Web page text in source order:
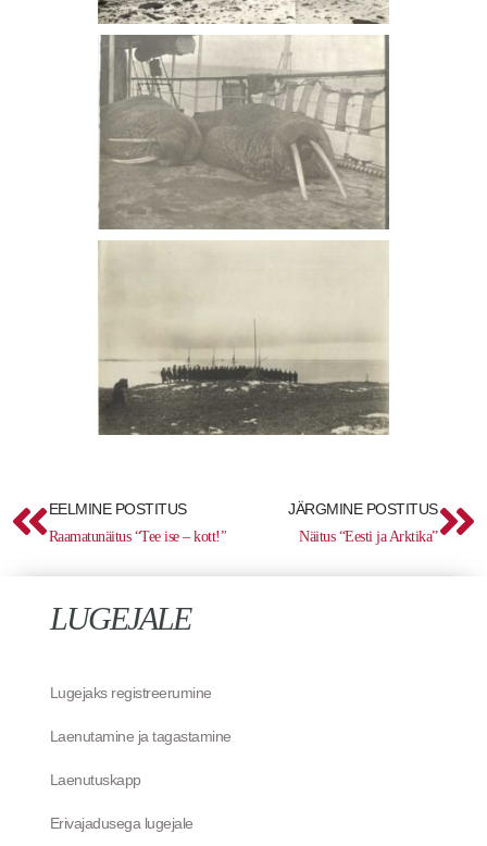
Prev
EELMINE POSTITUS
Raamatunäitus “Tee ise – kott!”
JÄRGMINE POSTITUS
Näitus “Eesti ja Arktika”
LUGEJALE
Lugejaks registreerumine
Laenutamine ja tagastamine
Laenutuskapp
Erivajadusega lugejale